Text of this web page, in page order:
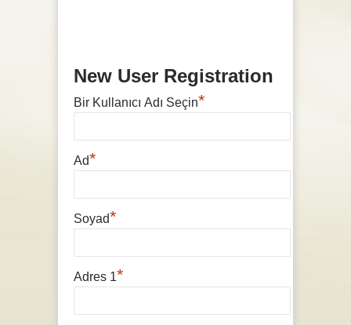
New User Registration
Bir Kullanıcı Adı Seçin*
Ad*
Soyad*
Adres 1*